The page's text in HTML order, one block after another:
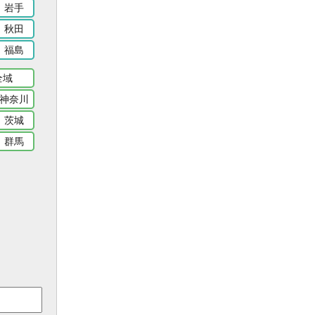
岩手
秋田
福島
域
神奈川
茨城
群馬